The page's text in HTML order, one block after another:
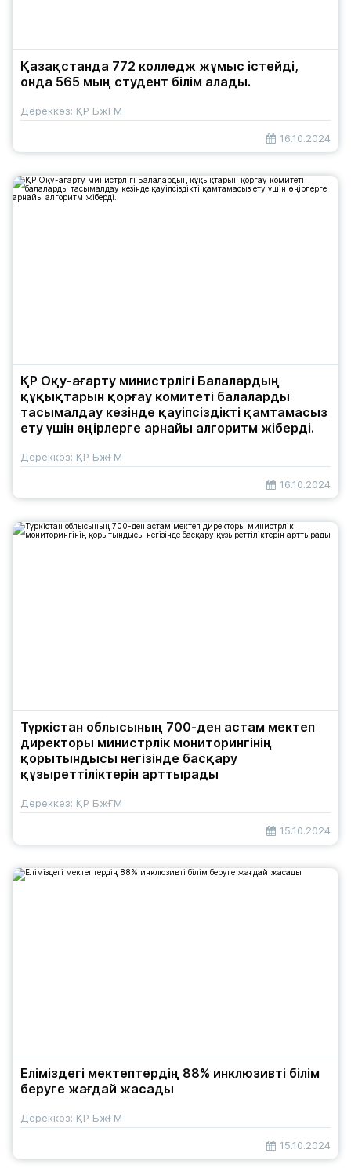
Қазақстанда 772 колледж жұмыс істейді,
онда 565 мың студент білім алады.
Дереккөз: ҚР БжҒМ
16.10.2024
ҚР Оқу-ағарту министрлігі Балалардың
құқықтарын қорғау комитеті балаларды
тасымалдау кезінде қауіпсіздікті қамтамасыз
ету үшін өңірлерге арнайы алгоритм жіберді.
Дереккөз: ҚР БжҒМ
16.10.2024
Түркістан облысының 700-ден астам мектеп
директоры министрлік мониторингінің
қорытындысы негізінде басқару
құзыреттіліктерін арттырады
Дереккөз: ҚР БжҒМ
15.10.2024
Еліміздегі мектептердің 88% инклюзивті білім
беруге жағдай жасады
Дереккөз: ҚР БжҒМ
15.10.2024